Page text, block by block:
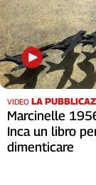
VIDEO LA
Marcinelle
Inca un libro
dimenticare